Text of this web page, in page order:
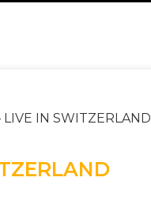
LIVE IN SWITZERLAND